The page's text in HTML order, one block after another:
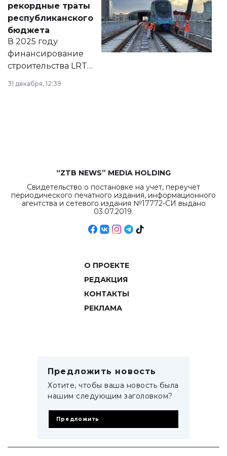
нормативных
правовых актов и
на сайте маслихат
города.
рекордные траты
республиканского
бюджета
В 2025 году
финансирование
строительства LRT
в Астане из
республиканского
31 декабря, 12:39
“ZTB NEWS” MEDIA HOLDING
Свидетельство о постановке на учет, переучет
периодического печатного издания, информационного
агентства и сетевого издания №17772-СИ выдано
03.07.2019.
О ПРОЕКТЕ
РЕДАКЦИЯ
КОНТАКТЫ
РЕКЛАМА
Предложить новость
Хотите, чтобы ваша новость была
нашим следующим заголовком?
Предложить